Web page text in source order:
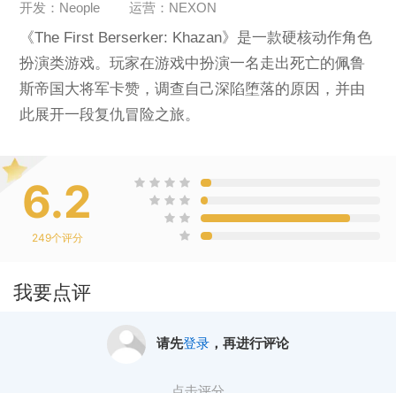
开发：Neople 运营：NEXON
《The First Berserker: Khazan》是一款硬核动作角色
扮演类游戏。玩家在游戏中扮演一名走出死亡的佩鲁
斯帝国大将军卡赞，调查自己深陷堕落的原因，并由
此展开一段复仇冒险之旅。
6.2
249个评分
我要点评
请先登录，再进行评论